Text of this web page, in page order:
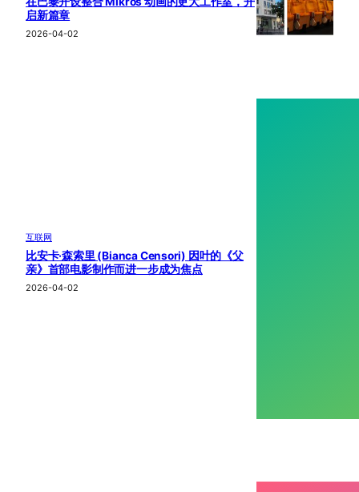
启新篇章
2026-04-02
互联网
比安卡·森索里 (Bianca Censori) 因叶的《父
亲》首部电影制作而进一步成为焦点
2026-04-02